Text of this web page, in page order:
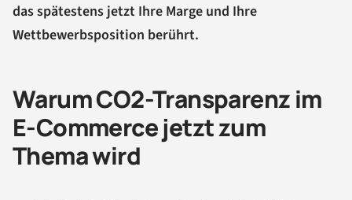
das spätestens jetzt Ihre Marge und Ihre
Wettbewerbsposition berührt.
Warum CO2-Transparenz im
E-Commerce jetzt zum
Thema wird